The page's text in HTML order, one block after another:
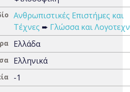
Ανθρωπιστικές Επιστήμες και
Τέχνες ➨ Γλώσσα και
Ελλάδα
Ελληνικά
-1